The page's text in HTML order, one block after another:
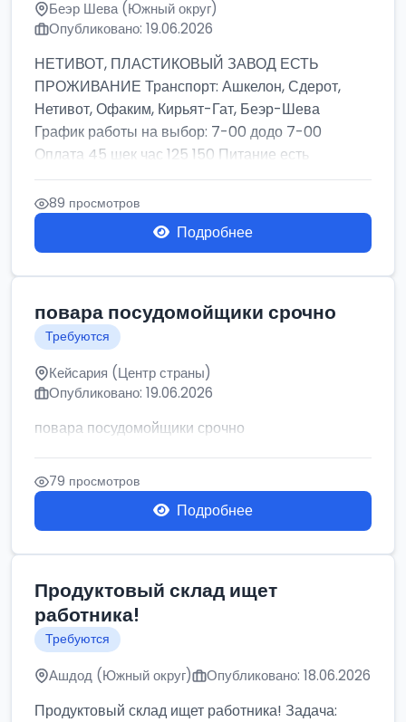
Беэр Шева (Южный округ)
Опубликовано: 19.06.2026
НЕТИВОТ, ПЛАСТИКОВЫЙ ЗАВОД ЕСТЬ
ПРОЖИВАНИЕ Транспорт: Ашкелон, Сдерот,
Нетивот, Офаким, Кирьят-Гат, Беэр-Шева
График работы на выбор: 7-00 додо 7-00
Оплата 45 шек час 125 150 Питание есть
ОФИЦИАЛЬНОЕ ...
89 просмотров
Подробнее
повара посудомойщики срочно
Требуются
Кейсария (Центр страны)
Опубликовано: 19.06.2026
повара посудомойщики срочно
79 просмотров
Подробнее
Продуктовый склад ищет
работника!
Требуются
Ашдод (Южный округ) Опубликовано: 18.06.2026
Продуктовый склад ищет работника! Задача: